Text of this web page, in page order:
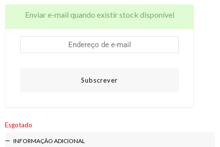
Enviar e-mail quando existir stock disponível
Subscrever
Esgotado
INFORMAÇÃO ADICIONAL